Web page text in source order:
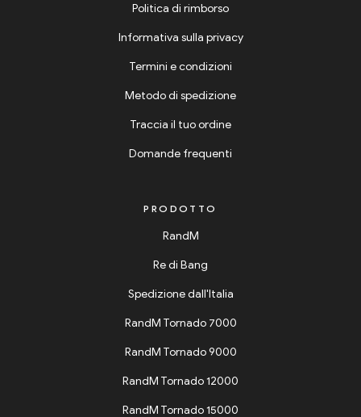
Politica di rimborso
Informativa sulla privacy
Termini e condizioni
Metodo di spedizione
Traccia il tuo ordine
Domande frequenti
PRODOTTO
RandM
Re di Bang
Spedizione dall'Italia
RandM Tornado 7000
RandM Tornado 9000
RandM Tornado 12000
RandM Tornado 15000